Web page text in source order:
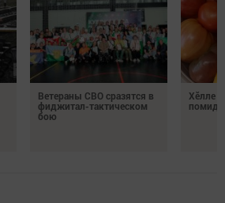
Ветераны СВО сразятся в
фиджитал-тактическом
бою
Хӗлле